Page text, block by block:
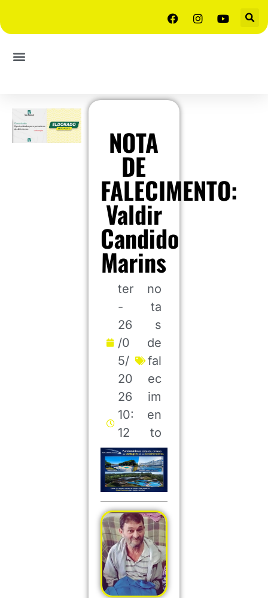
NOTA
DE
FALECIMENTO:
Valdir
Candido
Marins
ter
-
26
/0
5/
20
26
10:
12
no
ta
s
de
fal
ec
im
en
to